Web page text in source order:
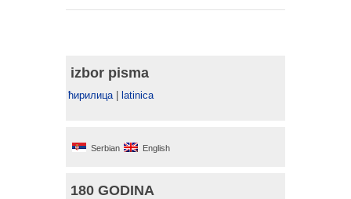
izbor pisma
ћирилица| latinica
Serbian English
180 GODINA